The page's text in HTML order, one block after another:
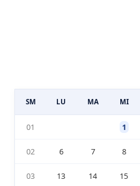
SM LU MA MI
01 1
02 6 7 8
03 13 14 15